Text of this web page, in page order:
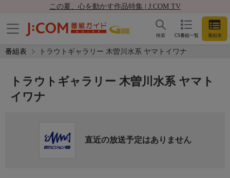
この夏、心を動かす作品特集 | J:COM TV
CS番組一覧 番組表
検索
番組表 トラウトギャラリー 木曽川水系 ヤマトイワナ
トラウトギャラリー 木曽川水系 ヤマト
イワナ
直近の放送予定はありません